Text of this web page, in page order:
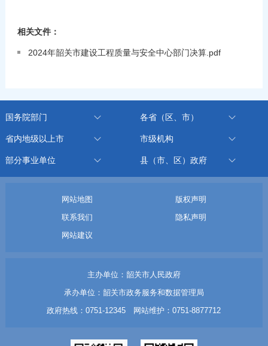
相关文件：
2024年韶关市建设工程质量与安全中心部门决算.pdf
国务院部门 各省（区、市）
省内地级以上市 市级机构
部分事业单位 县（市、区）政府
网站地图
版权声明
联系我们
隐私声明
网站建议
主办单位：韶关市人民政府
承办单位：韶关市政务服务和数据管理局
政府热线：0751-12345 网站维护：0751-8877712